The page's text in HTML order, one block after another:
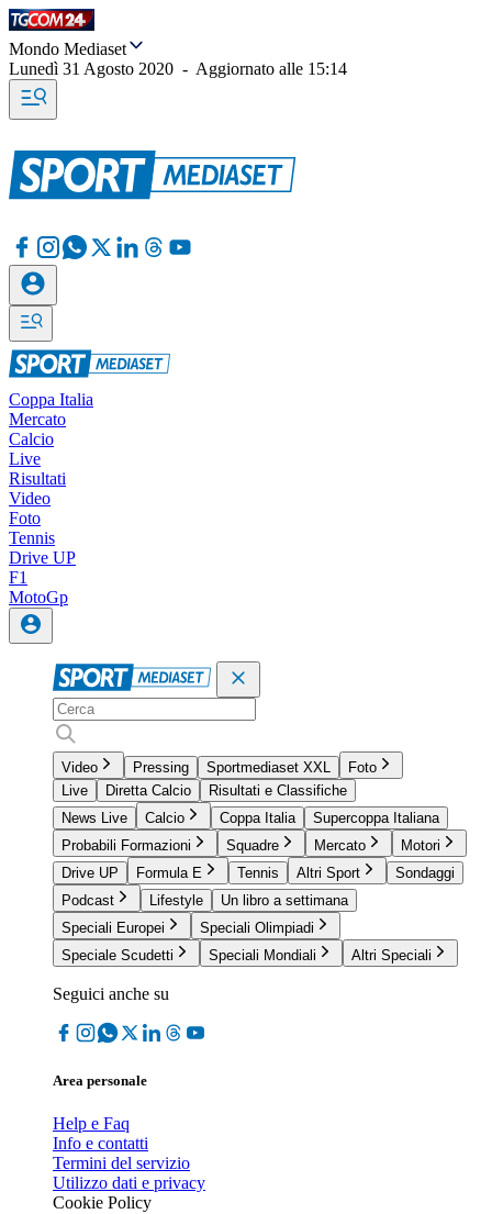
Mondo Mediaset
Lunedì 31 Agosto 2020 - Aggiornato alle 15:14
Coppa Italia
Mercato
Calcio
Live
Risultati
Video
Foto
Tennis
Drive UP
F1
MotoGp
Video Pressing Sportmediaset XXL
Foto
Live
Diretta Calcio
Risultati e Classifiche
News Live
Calcio Coppa Italia
Supercoppa Italiana
Probabili Formazioni
Squadre Mercato
Motori
Drive UP
Formula E Tennis Altri Sport
Sondaggi
Podcast
Lifestyle
Un libro a settimana
Speciali Europei
Speciali Olimpiadi
Speciale Scudetti
Speciali Mondiali Altri Speciali
Seguici anche su
Area personale
Help e Faq
Info e contatti
Termini del servizio
Utilizzo dati e privacy
Cookie Policy